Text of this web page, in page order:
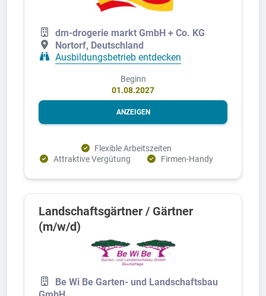
dm-drogerie markt GmbH + Co. KG
Nortorf, Deutschland
Ausbildungsbetrieb entdecken
Beginn
01.08.2027
ANZEIGEN
Flexible Arbeitszeiten
Attraktive Vergütung
Firmen-Handy
Landschaftsgärtner / Gärtner
(m/w/d)
Be Wi Be Garten- und Landschaftsbau